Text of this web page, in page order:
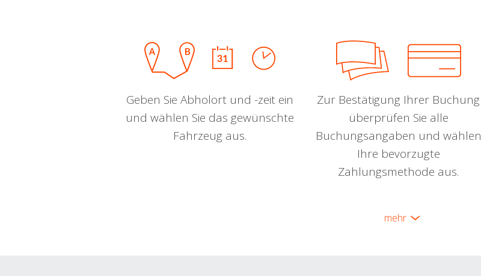
Geben Sie Abholort und -zeit ein
und wählen Sie das gewünschte
Fahrzeug aus.
Zur Bestätigung Ihrer Buchung
überprüfen Sie alle
Buchungsangaben und wählen
Ihre bevorzugte
Zahlungsmethode aus.
mehr